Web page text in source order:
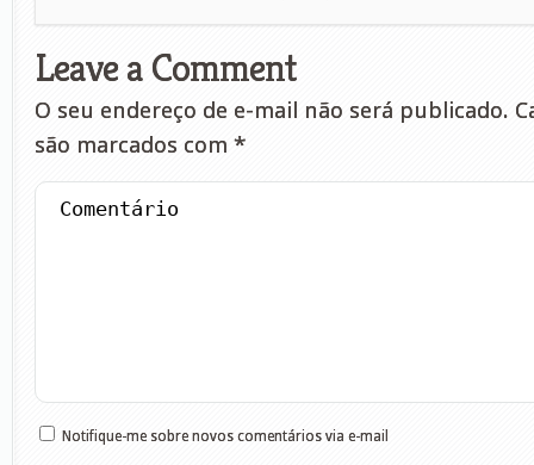
Leave a Comment
O seu endereço de e-mail não será publicado.
são marcados com *
Notifique-me sobre novos comentários via e-mail